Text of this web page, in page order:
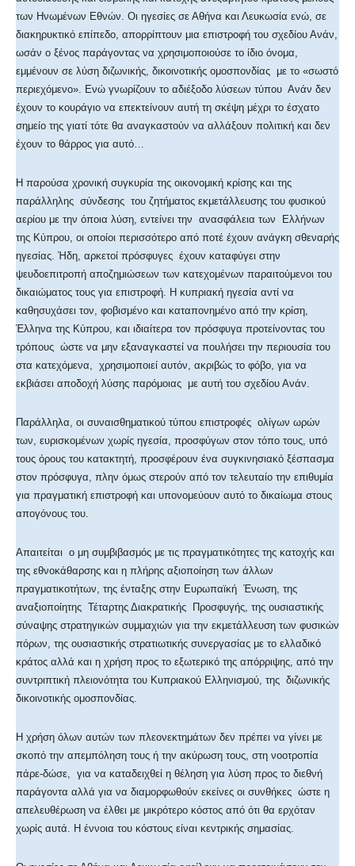
των Ηνωμένων Εθνών. Οι ηγεσίες σε Αθήνα και Λευκωσία ενώ, σε
διακηρυκτικό επίπεδο, απορρίπτουν μια επιστροφή του σχεδίου Ανάν,
ωσάν ο ξένος παράγοντας να χρησιμοποιούσε το ίδιο όνομα,
εμμένουν σε λύση διζωνικής, δικοινοτικής ομοσπονδίας με το «σωστό
περιεχόμενο». Ενώ γνωρίζουν το αδιέξοδο λύσεων τύπου Ανάν δεν
έχουν το κουράγιο να επεκτείνουν αυτή τη σκέψη μέχρι το έσχατο
σημείο της γιατί τότε θα αναγκαστούν να αλλάξουν πολιτική και δεν
έχουν το θάρρος για αυτό…
Η παρούσα χρονική συγκυρία της οικονομική κρίσης και της
παράλληλης σύνδεσης του ζητήματος εκμετάλλευσης του φυσικού
αερίου με την όποια λύση, εντείνει την ανασφάλεια των Ελλήνων
της Κύπρου, οι οποίοι περισσότερο από ποτέ έχουν ανάγκη σθεναρής
ηγεσίας. Ήδη, αρκετοί πρόσφυγες έχουν καταφύγει στην
ψευδοεπιτροπή αποζημιώσεων των κατεχομένων παραιτούμενοι του
δικαιώματος τους για επιστροφή. Η κυπριακή ηγεσία αντί να
καθησυχάσει τον, φοβισμένο και καταπονημένο από την κρίση,
Έλληνα της Κύπρου, και ιδιαίτερα τον πρόσφυγα προτείνοντας του
τρόπους ώστε να μην εξαναγκαστεί να πουλήσει την περιουσία του
στα κατεχόμενα, χρησιμοποιεί αυτόν, ακριβώς το φόβο, για να
εκβιάσει αποδοχή λύσης παρόμοιας με αυτή του σχεδίου Ανάν.
Παράλληλα, οι συναισθηματικού τύπου επιστροφές ολίγων ωρών
των, ευρισκομένων χωρίς ηγεσία, προσφύγων στον τόπο τους, υπό
τους όρους του κατακτητή, προσφέρουν ένα συγκινησιακό ξέσπασμα
στον πρόσφυγα, πλην όμως στερούν από τον τελευταίο την επιθυμία
για πραγματική επιστροφή και υπονομεύουν αυτό το δικαίωμα στους
απογόνους του.
Απαιτείται ο μη συμβιβασμός με τις πραγματικότητες της κατοχής και
της εθνοκάθαρσης και η πλήρης αξιοποίηση των άλλων
πραγματικοτήτων, της ένταξης στην Ευρωπαϊκή Ένωση, της
αναξιοποίητης Τέταρτης Διακρατικής Προσφυγής, της ουσιαστικής
σύναψης στρατηγικών συμμαχιών για την εκμετάλλευση των φυσικών
πόρων, της ουσιαστικής στρατιωτικής συνεργασίας με το ελλαδικό
κράτος αλλά και η χρήση προς το εξωτερικό της απόρριψης, από την
συντριπτική πλειονότητα του Κυπριακού Ελληνισμού, της διζωνικής
δικοινοτικής ομοσπονδίας.
Η χρήση όλων αυτών των πλεονεκτημάτων δεν πρέπει να γίνει με
σκοπό την απεμπόληση τους ή την ακύρωση τους, στη νοοτροπία
πάρε-δώσε, για να καταδειχθεί η θέληση για λύση προς το διεθνή
παράγοντα αλλά για να διαμορφωθούν εκείνες οι συνθήκες ώστε η
απελευθέρωση να έλθει με μικρότερο κόστος από ότι θα ερχόταν
χωρίς αυτά. Η έννοια του κόστους είναι κεντρικής σημασίας.